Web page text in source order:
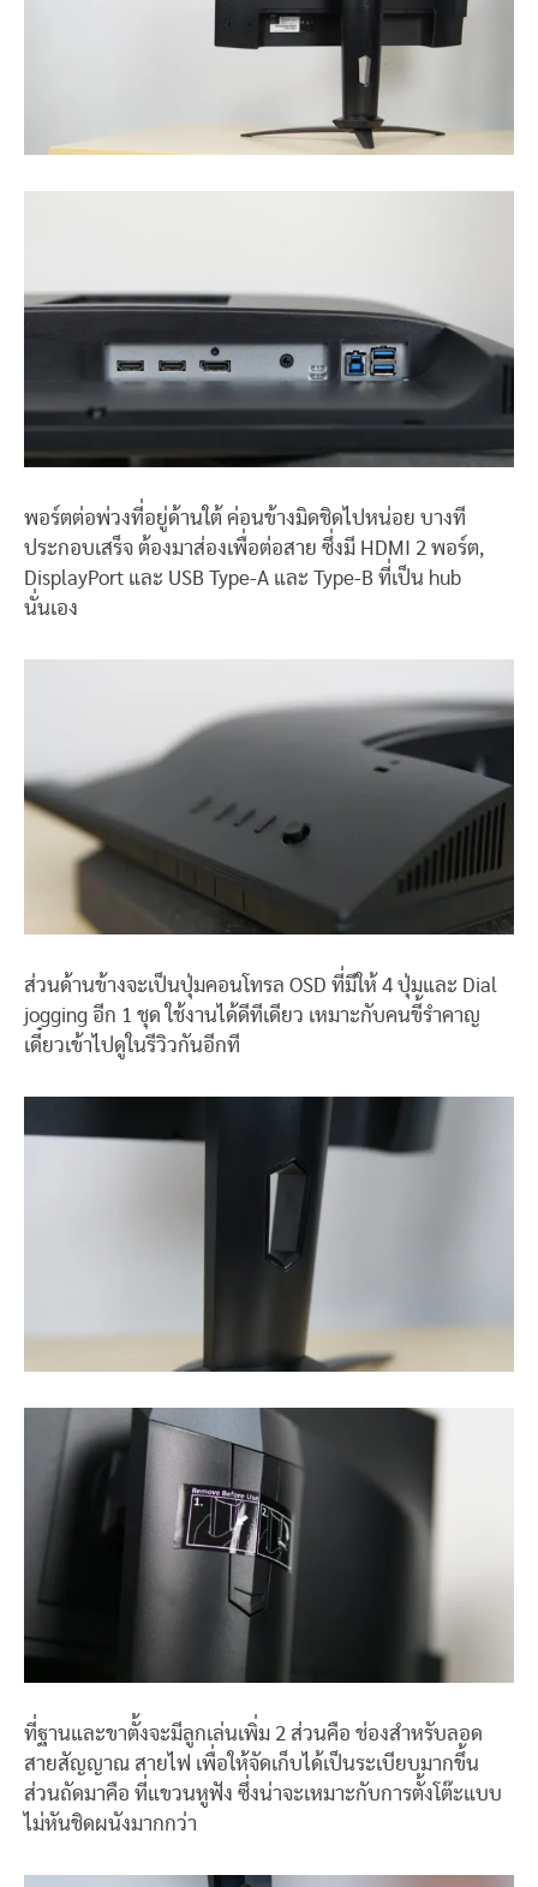
พอร์ตต่อพ่วงที่อยู่ด้านใต้ ค่อนข้างมิดชิดไปหน่อย บางที
ประกอบเสร็จ ต้องมาส่องเพื่อต่อสาย ซึ่งมี HDMI 2 พอร์ต,
DisplayPort และ USB Type-A และ Type-B ที่เป็น hub
นั่นเอง
ส่วนด้านข้างจะเป็นปุ่มคอนโทรล OSD ที่มีให้ 4 ปุ่มและ Dial
jogging อีก 1 ชุด ใช้งานได้ดีทีเดียว เหมาะกับคนขี้รำคาญ
เดี๋ยวเข้าไปดูในรีวิวกันอีกที
ที่ฐานและขาตั้งจะมีลูกเล่นเพิ่ม 2 ส่วนคือ ช่องสำหรับลอด
สายสัญญาณ สายไฟ เพื่อให้จัดเก็บได้เป็นระเบียบมากขึ้น
ส่วนถัดมาคือ ที่แขวนหูฟัง ซึ่งน่าจะเหมาะกับการตั้งโต๊ะแบบ
ไม่หันชิดผนังมากกว่า